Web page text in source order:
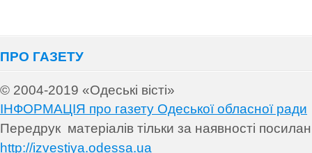
ПРО ГАЗЕТУ
© 2004-2019 «Одеські вісті»
ІНФОРМАЦІЯ про газету Одеської обласної ради
Передрук матеріалів тільки за наявності
http://izvestiya.odessa.ua